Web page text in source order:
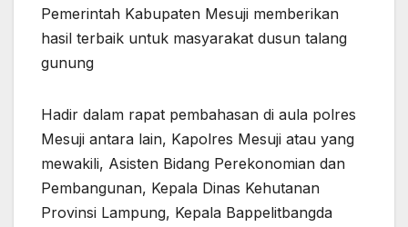
Pemerintah Kabupaten Mesuji memberikan
hasil terbaik untuk masyarakat dusun talang
gunung
Hadir dalam rapat pembahasan di aula polres
Mesuji antara lain, Kapolres Mesuji atau yang
mewakili, Asisten Bidang Perekonomian dan
Pembangunan, Kepala Dinas Kehutanan
Provinsi Lampung, Kepala Bappelitbangda